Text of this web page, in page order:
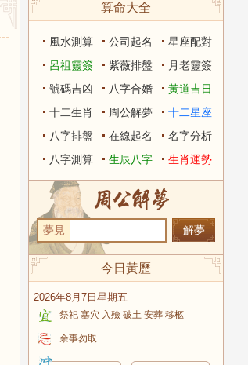
算命大全
風水測算 公司起名
星座配對
呂祖靈簽
紫薇排盤
月老靈簽
號碼吉凶
八字合婚
黃道吉日
十二生肖
周公解夢
十二星座
八字排盤
在線起名
名字分析
八字測算
生辰八字 生肖運勢
夢見
今日黃歷
2026年8月7日星期五
祭祀 塞穴 入殮 破土 安葬 移柩
余事勿取